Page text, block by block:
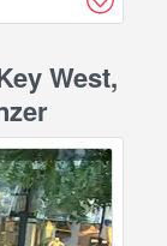
West,